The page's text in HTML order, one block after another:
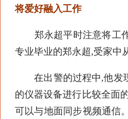
将爱好融入工作
郑永超平时注意将工作
专业毕业的郑永超,受家中
在出警的过程中,他发现
的仪器设备进行比较全面
可以与地面同步视频通信